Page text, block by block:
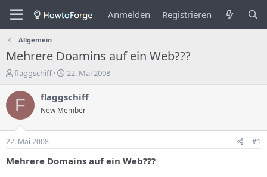
Anmelden Registrieren
Allgemein
Mehrere Doamins auf ein Web???
E
s
e
e
r
flaggschiff
E
s
e
n
22. Mai 2008
F flaggschiff
New Member
22. Mai 2008 #1
Mehrere Domains auf ein Web???